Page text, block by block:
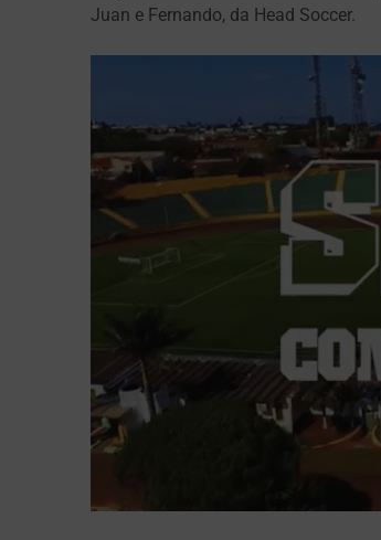
Juan e Fernando, da Head Soccer.